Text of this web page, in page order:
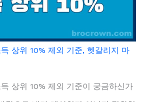
상위 10% 제외 기준, 헷갈리지 마
상위 10% 제외 기준이 궁금하신가